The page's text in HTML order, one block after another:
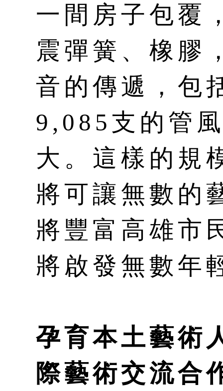
一間房子包覆
震彈簧、橡膠
音的傳遞，包
9,085支的管
大。這樣的規
將可讓無數的
將豐富高雄市
將啟發無數年
孕育本土藝術
際藝術交流合